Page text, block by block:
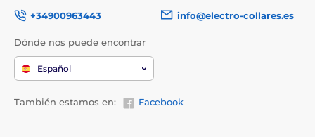
+34900963443
info@electro-collares.es
Dónde nos puede encontrar
Español
También estamos en: Facebook